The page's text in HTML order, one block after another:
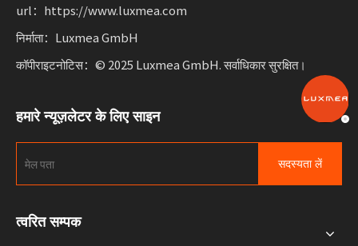
url：https://www.luxmea.com
निर्माता：Luxmea GmbH
कॉपीराइटनोटिस：© 2025 Luxmea GmbH. सर्वाधिकार सुरक्षित।
हमारे न्यूज़लेटर के लिए साइन
सदस्यता लें
त्वरित सम्पक